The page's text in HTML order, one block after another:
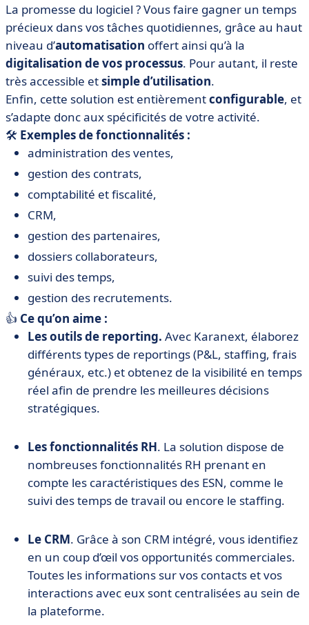
La promesse du logiciel ? Vous faire gagner un temps
précieux dans vos tâches quotidiennes, grâce au haut
niveau d’automatisation offert ainsi qu’à la
digitalisation de vos processus. Pour autant, il reste
très accessible etsimple d’utilisation.
Enfin, cette solution est entièrementconfigurable, et
s’adapte donc aux spécificités de votre activité.
🛠️ Exemples de fonctionnalités :
administration des ventes,
gestion des contrats,
comptabilité et fiscalité,
CRM,
gestion des partenaires,
dossiers collaborateurs,
suivi des temps,
gestion des recrutements.
👍 Ce qu’on aime :
Les outils de reporting. Avec Karanext, élaborez
différents types de reportings (P&L, staffing, frais
généraux, etc.) et obtenez de la visibilité en temps
réel afin de prendre les meilleures décisions
stratégiques.
Les fonctionnalités RH. La solution dispose de
nombreuses fonctionnalités RH prenant en
compte les caractéristiques des ESN, comme le
suivi des temps de travail ou encore le staffing.
Le CRM. Grâce à son CRM intégré, vous identifiez
en un coup d’œil vos opportunités commerciales.
Toutes les informations sur vos contacts et vos
interactions avec eux sont centralisées au sein de
la plateforme.